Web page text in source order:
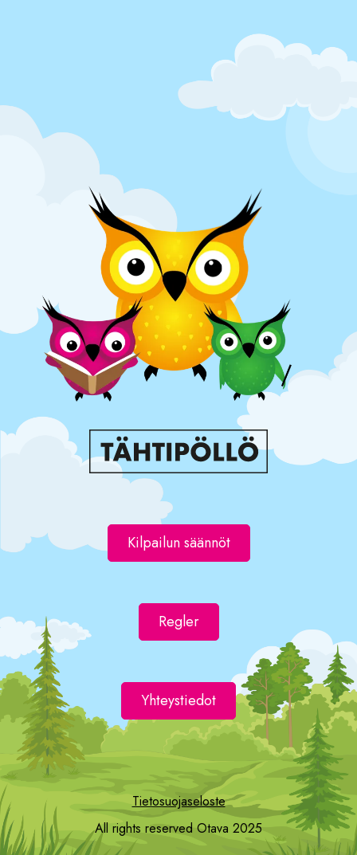
Kilpailun säännöt
Regler
Yhteystiedot
Tietosuojaseloste
All rights reserved Otava 2025